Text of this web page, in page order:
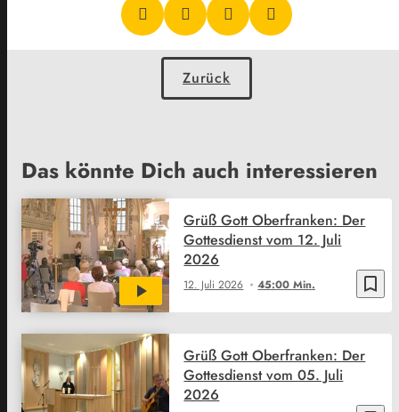
Zurück
Das könnte Dich auch interessieren
bookmark_border
12. Juli 2026 45:00 Min.
Grüß Gott Oberfranken: Der
Gottesdienst vom 12. Juli
2026
Grüß Gott Oberfranken: Der
Gottesdienst vom 05. Juli
2026